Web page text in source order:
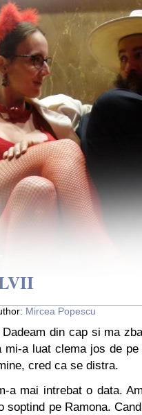
Mircea Popescu
din cap si ma
a luat clema jos de
cred ca se distra.
a mai intrebat o data.
soptind pe Ramona.